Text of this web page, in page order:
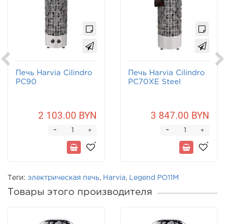
Печь Harvia Cilindro
PC90
2 103.00 BYN
+
-
Печь Harvia Cilindro
PC70XE Steel
3 847.00 BYN
+
-
Теги: электрическая печь Harvia Legend PO11M
Товары этого производителя